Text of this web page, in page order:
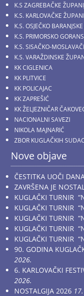
K.S ZAGREBAČKE
K.S. KARLOVAČKE
K.S. OSJEČKO
K.S. PRIMORSKO
K.S. SISAČKO-
K.S. VARAŽDINSKE
KK CIGLENICA
KK PLITVICE
KK POLICAJAC
KK ZAPREŠIĆ
KK ŽELJEZNIČAR
NACIONALNI SAVEZI
NIKOLA MAJNARIĆ
ZBOR KUGLAČKIH
Nove objave
ČESTITKA UOČI
ZAVRŠENA JE
KUGLAČKI TURNIR
KUGLAČKI TURNIR
KUGLAČKI TURNIR
KUGLAČKI TURNIR
KUGLAČKI TURNIR
90. GODINA
2026.
6. KARLOVAČKI
2026.
NOSTALGIJA 2026